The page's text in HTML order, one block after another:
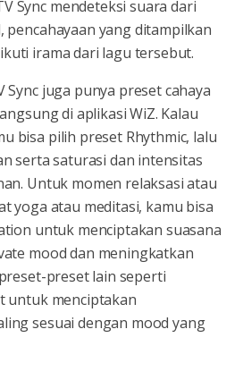
Sync mendeteksi suara dari
pencahayaan yang ditampilkan
irama dari lagu tersebut.
Sync juga punya preset cahaya
di aplikasi WiZ. Kalau
bisa pilih preset Rhythmic, lalu
serta saturasi dan intensitas
Untuk momen relaksasi atau
yoga atau meditasi, kamu bisa
untuk menciptakan suasana
mood dan meningkatkan
preset lain seperti
untuk menciptakan
sesuai dengan mood yang